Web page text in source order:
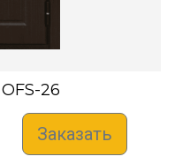
OFS-26
Заказать